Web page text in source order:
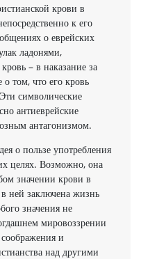
крови в
к его
о еврейских
ладонями,
– в наказание за
том, что его кровь
символические
антиеврейские
антагонизмом.
о пользе употребления
целях. Возможно, она
значении крови в
ней заключена жизнь
значения не
мировоззрении
и
над другими